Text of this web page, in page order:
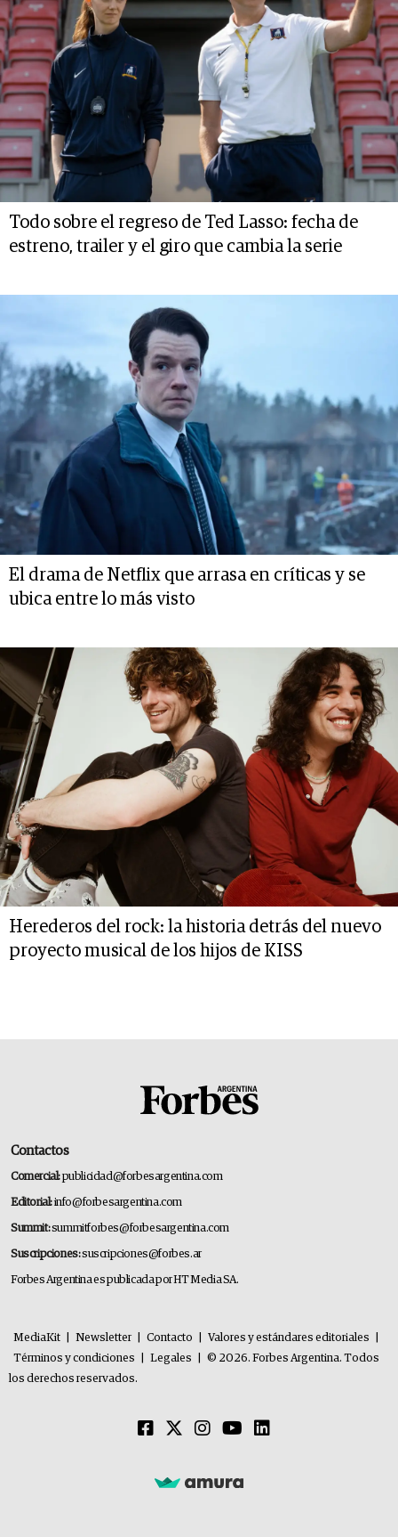
Todo sobre el regreso de Ted Lasso: fecha de
estreno, trailer y el giro que cambia la serie
El drama de Netflix que arrasa en críticas y se
ubica entre lo más visto
Herederos del rock: la historia detrás del nuevo
proyecto musical de los hijos de KISS
Contactos
Comercial:publicidad@forbesargentina.com
Editorial:info@forbesargentina.com
Summit:summitforbes@forbesargentina.com
Suscripciones:suscripciones@forbes.ar
Forbes Argentina es publicada por HT Media SA.
MediaKit Newsletter Contacto Valores y estándares editoriales
Términos y condiciones
Legales
© 2026. Forbes Argentina. Todos
los derechos reservados.